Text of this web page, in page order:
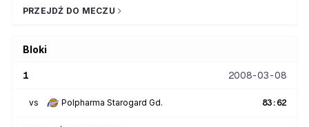
PRZEJDŹ DO MECZU
Bloki
1 2008-03-08
vs Polpharma Starogard Gd. 83 : 62